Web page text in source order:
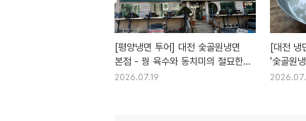
[평양냉면 투어] 대전 숯골원냉면
본점 - 꿩 육수와 동치미의 절묘한
경계(식후 디저트는 과학카페 쿠아)
2026.07.19
[대전 냉
'숯골원
식후 필